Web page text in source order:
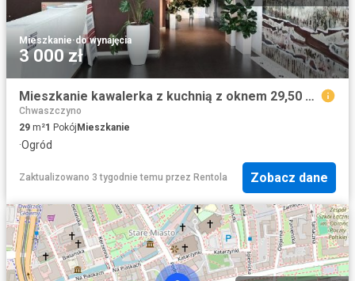
Mieszkanie·do wynajęcia
3 000 zł
Mieszkanie kawalerka z kuchnią z oknem 29,50 m² na wynajem Gdańsk, Przymorze
Chwaszczyno
29 m²1 Pokój Mieszkanie
·Ogród
Zaktualizowano 3 tygodnie temu przez Rentola Zobacz dane